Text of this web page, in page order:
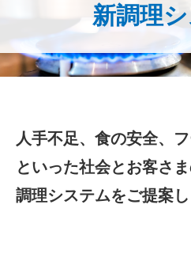
新調理
人手不足、食の安全、
といった社会とお客さ
調理システムをご提案し